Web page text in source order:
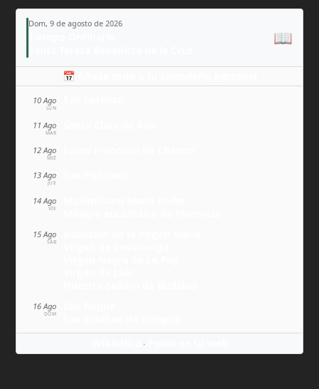
Dom, 9 de agosto de 2026
📖
📅 Añade todo a tu calendario personal
10 Ago
LUN
11 Ago
MAR
12 Ago
MIÉ
13 Ago
JUE
14 Ago
VIE
15 Ago
SÁB
16 Ago
DOM
·